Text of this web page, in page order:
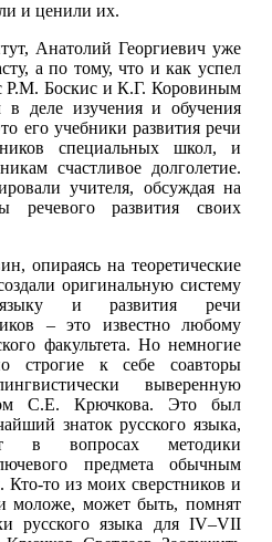
и ценили их.
Анатолий Георгиевич уже
а по тому, что и как успел
Р.М. Боскис и К.Г. Коровиным
деле изучения и обучения
его учебники развития речи
специальных школ, и
счастливое долголетие.
учителя, обсуждая на
речевого развития своих
опираясь на теоретические
оригинальную систему
и развития речи
– это известно любому
факультета. Но немногие
строгие к себе соавторы
выверенную
С.Е. Крючкова. Это был
знаток русского языка,
в вопросах методики
предмета обычным
то из моих сверстников и
моложе, может быть, помнят
русского языка для IV–VII